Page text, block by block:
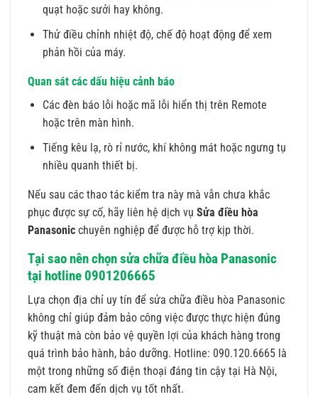
quạt hoặc sưởi hay không.
Thử điều chỉnh nhiệt độ, chế độ hoạt động để xem
phản hồi của máy.
Quan sát các dấu hiệu cảnh báo
Các đèn báo lỗi hoặc mã lỗi hiển thị trên Remote
hoặc trên màn hình.
Tiếng kêu lạ, rò rỉ nước, khí không mát hoặc ngưng tụ
nhiều quanh thiết bị.
Nếu sau các thao tác kiểm tra này mà vẫn chưa khắc
phục được sự cố, hãy liên hệ dịch vụ Sửa điều hòa
Panasonic chuyên nghiệp để được hỗ trợ kịp thời.
Tại sao nên chọn sửa chữa điều hòa Panasonic
tại hotline 0901206665
Lựa chọn địa chỉ uy tín để sửa chữa điều hòa Panasonic
không chỉ giúp đảm bảo công việc được thực hiện đúng
kỹ thuật mà còn bảo vệ quyền lợi của khách hàng trong
quá trình bảo hành, bảo dưỡng. Hotline: 090.120.6665 là
một trong những số điện thoại đáng tin cậy tại Hà Nội,
cam kết đem đến dịch vụ tốt nhất.